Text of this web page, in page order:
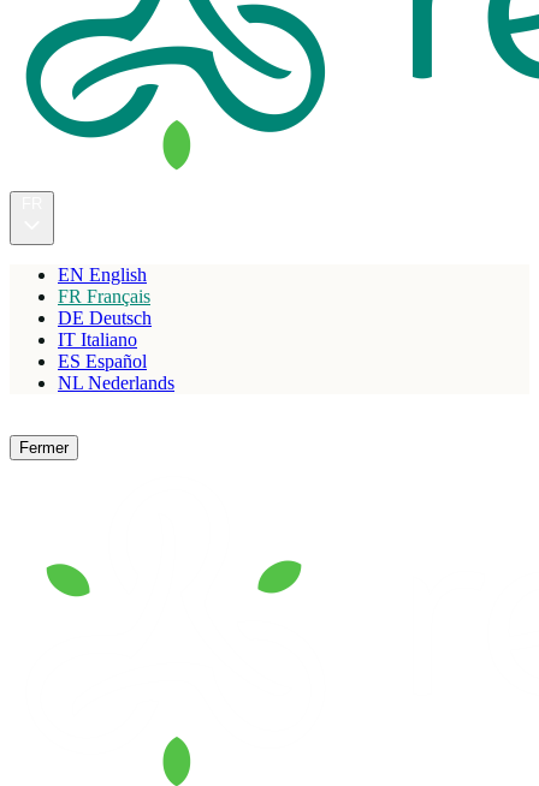
EN English
FR Français
DE Deutsch
IT Italiano
ES Español
NL Nederlands
Fermer